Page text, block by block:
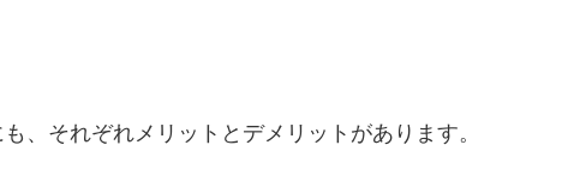
、それぞれメリットとデメリットがあります。